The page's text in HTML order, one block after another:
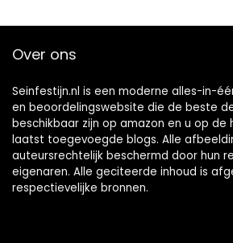
Over ons
Seinfestijn.nl is een moderne alles-in-
en beoordelingswebsite die de beste
beschikbaar zijn op amazon en u op
laatst toegevoegde blogs. Alle
auteursrechtelijk beschermd door hun
eigenaren. Alle geciteerde inhoud is
respectievelijke bronnen.